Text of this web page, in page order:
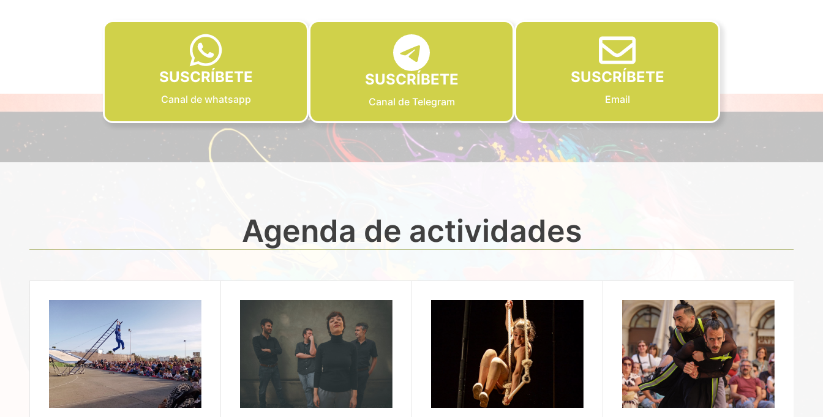
SUSCRÍBETE
Canal de whatsapp
SUSCRÍBETE
Canal de Telegram
SUSCRÍBETE
Email
Agenda de actividades